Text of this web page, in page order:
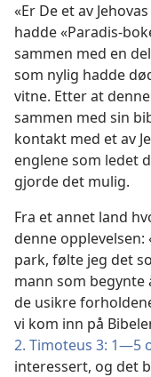
«Er De et av
hadde «Paradis-
sammen med en
som nylig hadde
vitne. Etter at
sammen med sin
kontakt med et av
englene som ledet
gjorde det mulig.
Fra et annet land
denne
park, følte jeg det
mann som begynte
de usikre
vi kom inn på
2. Timoteus 3: 1—5
interessert, og det